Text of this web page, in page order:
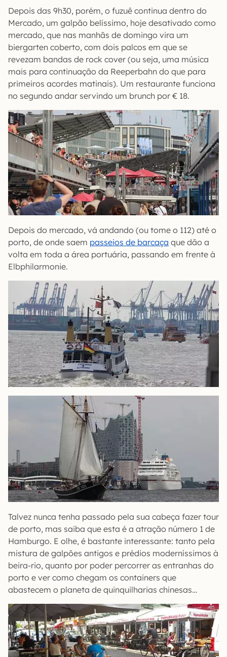
Depois das 9h30, porém, o fuzuê continua dentro do
Mercado, um galpão belíssimo, hoje desativado como
mercado, que nas manhãs de domingo vira um
biergarten coberto, com dois palcos em que se
revezam bandas de rock cover (ou seja, uma música
mais para continuação da Reeperbahn do que para
primeiros acordes matinais). Um restaurante funciona
no segundo andar servindo um brunch por € 18.
Depois do mercado, vá andando (ou tome o 112) até o
porto, de onde saem passeios de barcaça que dão a
volta em toda a área portuária, passando em frente à
Elbphilarmonie.
Talvez nunca tenha passado pela sua cabeça fazer tour
de porto, mas saiba que esta é a atração número 1 de
Hamburgo. E olhe, é bastante interessante: tanto pela
mistura de galpões antigos e prédios moderníssimos à
beira-rio, quanto por poder percorrer as entranhas do
porto e ver como chegam os containers que
abastecem o planeta de quinquilharias chinesas…